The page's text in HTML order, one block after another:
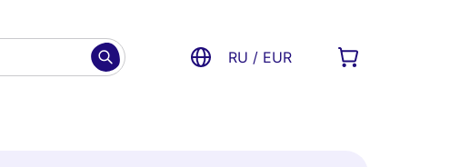
RU / EUR